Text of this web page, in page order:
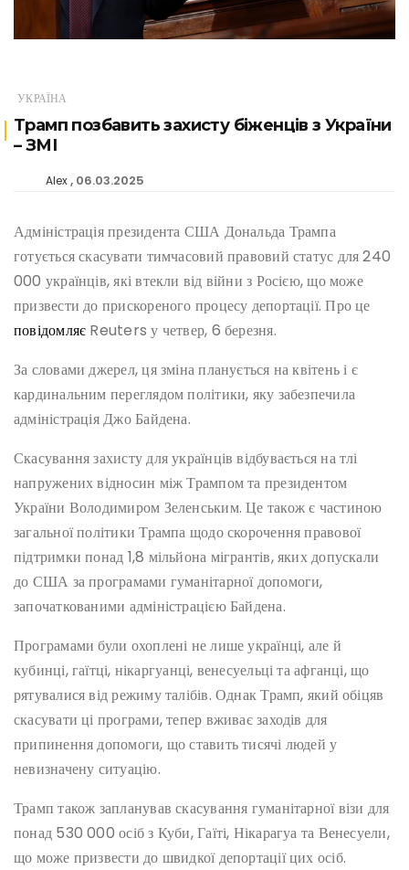
УКРАЇНА
Трамп позбавить захисту біженців з України
– ЗМІ
Alex 06.03.2025
Адміністрація президента США Дональда Трампа
готується скасувати тимчасовий правовий статус для 240
000 українців, які втекли від війни з Росією, що може
призвести до прискореного процесу депортації. Про це
повідомляє Reuters у четвер, 6 березня.
За словами джерел, ця зміна планується на квітень і є
кардинальним переглядом політики, яку забезпечила
адміністрація Джо Байдена.
Скасування захисту для українців відбувається на тлі
напружених відносин між Трампом та президентом
України Володимиром Зеленським. Це також є частиною
загальної політики Трампа щодо скорочення правової
підтримки понад 1,8 мільйона мігрантів, яких допускали
до США за програмами гуманітарної допомоги,
започаткованими адміністрацією Байдена.
Програмами були охоплені не лише українці, але й
кубинці, гаїтці, нікаргуанці, венесуельці та афганці, що
рятувалися від режиму талібів. Однак Трамп, який обіцяв
скасувати ці програми, тепер вживає заходів для
припинення допомоги, що ставить тисячі людей у
невизначену ситуацію.
Трамп також запланував скасування гуманітарної візи для
понад 530 000 осіб з Куби, Гаїті, Нікарагуа та Венесуели,
що може призвести до швидкої депортації цих осіб.